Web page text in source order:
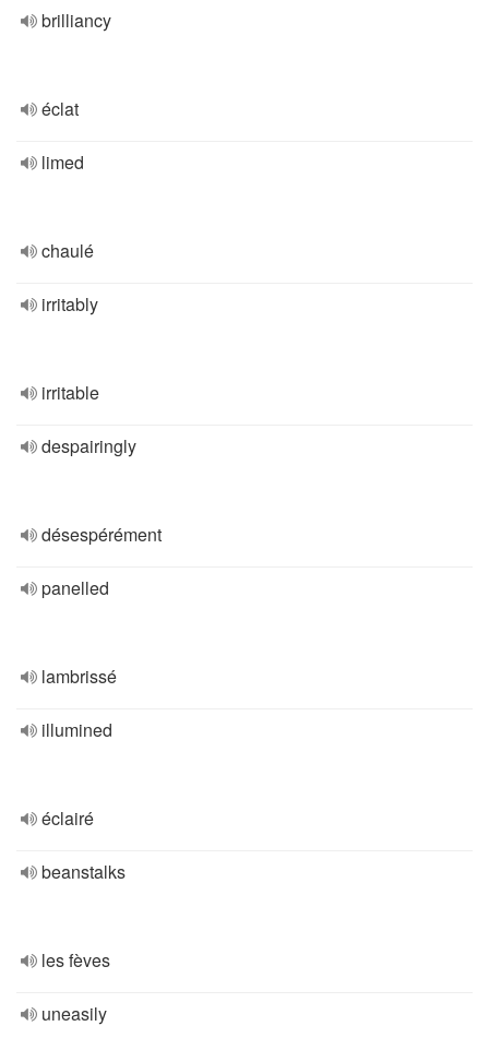
brilliancy
éclat
limed
chaulé
irritably
irritable
despairingly
désespérément
panelled
lambrissé
illumined
éclairé
beanstalks
les fèves
uneasily